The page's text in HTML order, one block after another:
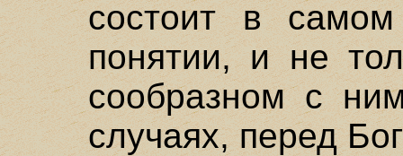
состоит в
понятии, и не
сообразном с
случаях, перед